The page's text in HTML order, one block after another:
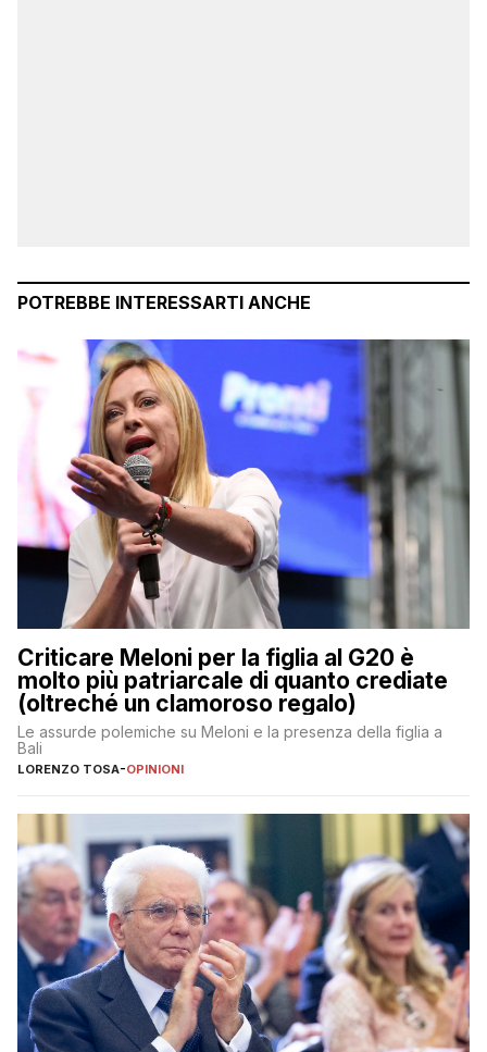
POTREBBE INTERESSARTI ANCHE
Criticare Meloni per la figlia al G20 è
molto più patriarcale di quanto crediate
(oltreché un clamoroso regalo)
Le assurde polemiche su Meloni e la presenza della figlia a
Bali
LORENZO TOSA-OPINIONI